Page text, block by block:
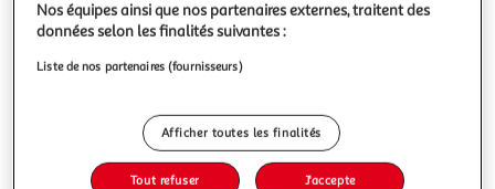
Vendu parMultishop
Livraison offerte
Plus d'options
Vendu par ASD 245,44€
Nos équipes ainsi que nos partenaires externes, traitent des
données selon les finalités suivantes :
Liste de nos partenaires (fournisseurs)
Afficher toutes les finalités
Tout refuser J'accepte